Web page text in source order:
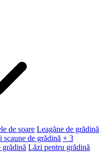
de soare Leagăne de grădină
scaune de grădină + 3
grădină Lăzi pentru grădină